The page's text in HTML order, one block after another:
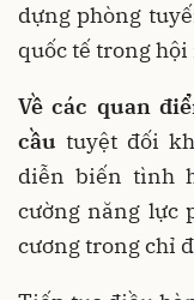
dựng phòng
quốc tế trong
Về các quan
cầu tuyệt đối
diễn biến tình
cường năng lực
cương trong chỉ